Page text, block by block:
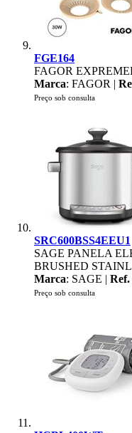
FGE164
FAGOR
Marca: FAGOR |
Preço sob consulta
SRC600BSS4EEU1
SAGE PANELA
BRUSHED
Marca: SAGE |
Preço sob consulta